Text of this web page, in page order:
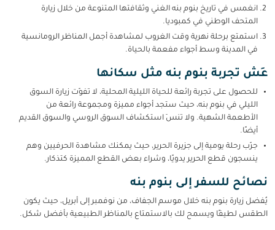
انغمس في تاريخ بنوم بنه الغني وثقافتها المتنوعة من خلال زيارة
المتحف الوطني في كمبوديا.
استمتع برحلة نهرية وقت الغروب لمشاهدة أجمل المناظر الرومانسية
في المدينة وسط أجواء مفعمة بالحياة.
عِش تجربة بنوم بنه مثل سكانها
للحصول على تجربة رائعة للحياة الليلية المحلية، لا تفوّت زيارة السوق
الليلي في بنوم بنه، حيث ستجد أجواء مميزة ومجموعة رائعة من
الأطعمة الشهية. ولا تنسَ استكشاف السوق الروسي والسوق القديم
أيضًا.
جرّب رحلة يومية إلى جزيرة الحرير، حيث يمكنك مشاهدة الحرفيين وهم
ينسجون قطع الحرير يدويًا، وشراء بعض القطع المميزة كتذكار.
نصائح للسفر إلى بنوم بنه
يُفضل زيارة بنوم بنه خلال موسم الجفاف، من نوفمبر إلى أبريل، حيث يكون
الطقس لطيفًا ويسمح لك بالاستمتاع بالمناظر الطبيعية بأفضل شكل.